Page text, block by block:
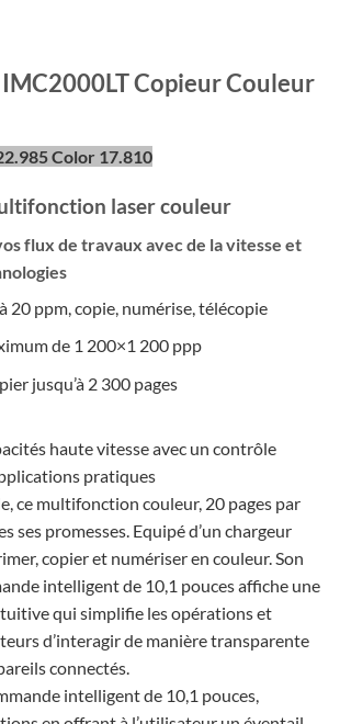
Copieur Couleur
Color 17.810
laser couleur
flux de travaux avec de la vitesse et
20 ppm, copie, numérise, télécopie
de 1 200×1 200 ppp
jusqu’à 2 300 pages
haute vitesse avec un contrôle
pratiques
ce multifonction couleur, 20 pages par
ses promesses. Equipé d’un chargeur
copier et numériser en couleur. Son
intelligent de 10,1 pouces affiche une
qui simplifie les opérations et
d’interagir de manière transparente
connectés.
intelligent de 10,1 pouces,